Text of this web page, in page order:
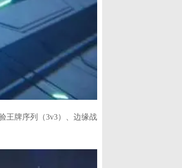
王牌序列（3v3）、边缘战